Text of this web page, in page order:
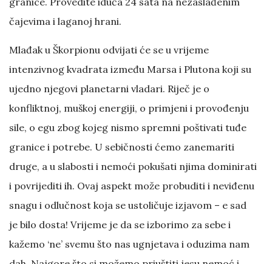
čajevima i laganoj hrani.
Mlađak u Škorpionu odvijati će se u vrijeme
intenzivnog kvadrata između Marsa i Plutona koji su
ujedno njegovi planetarni vladari. Riječ je o
konfliktnoj, muškoj energiji, o primjeni i provođenju
sile, o egu zbog kojeg nismo spremni poštivati tuđe
granice i potrebe. U sebičnosti ćemo zanemariti
druge, a u slabosti i nemoći pokušati njima dominirati
i povrijediti ih. Ovaj aspekt može probuditi i neviđenu
snagu i odlučnost koja se ustoličuje izjavom – e sad
je bilo dosta! Vrijeme je da se izborimo za sebe i
kažemo ‘ne’ svemu što nas ugnjetava i oduzima nam